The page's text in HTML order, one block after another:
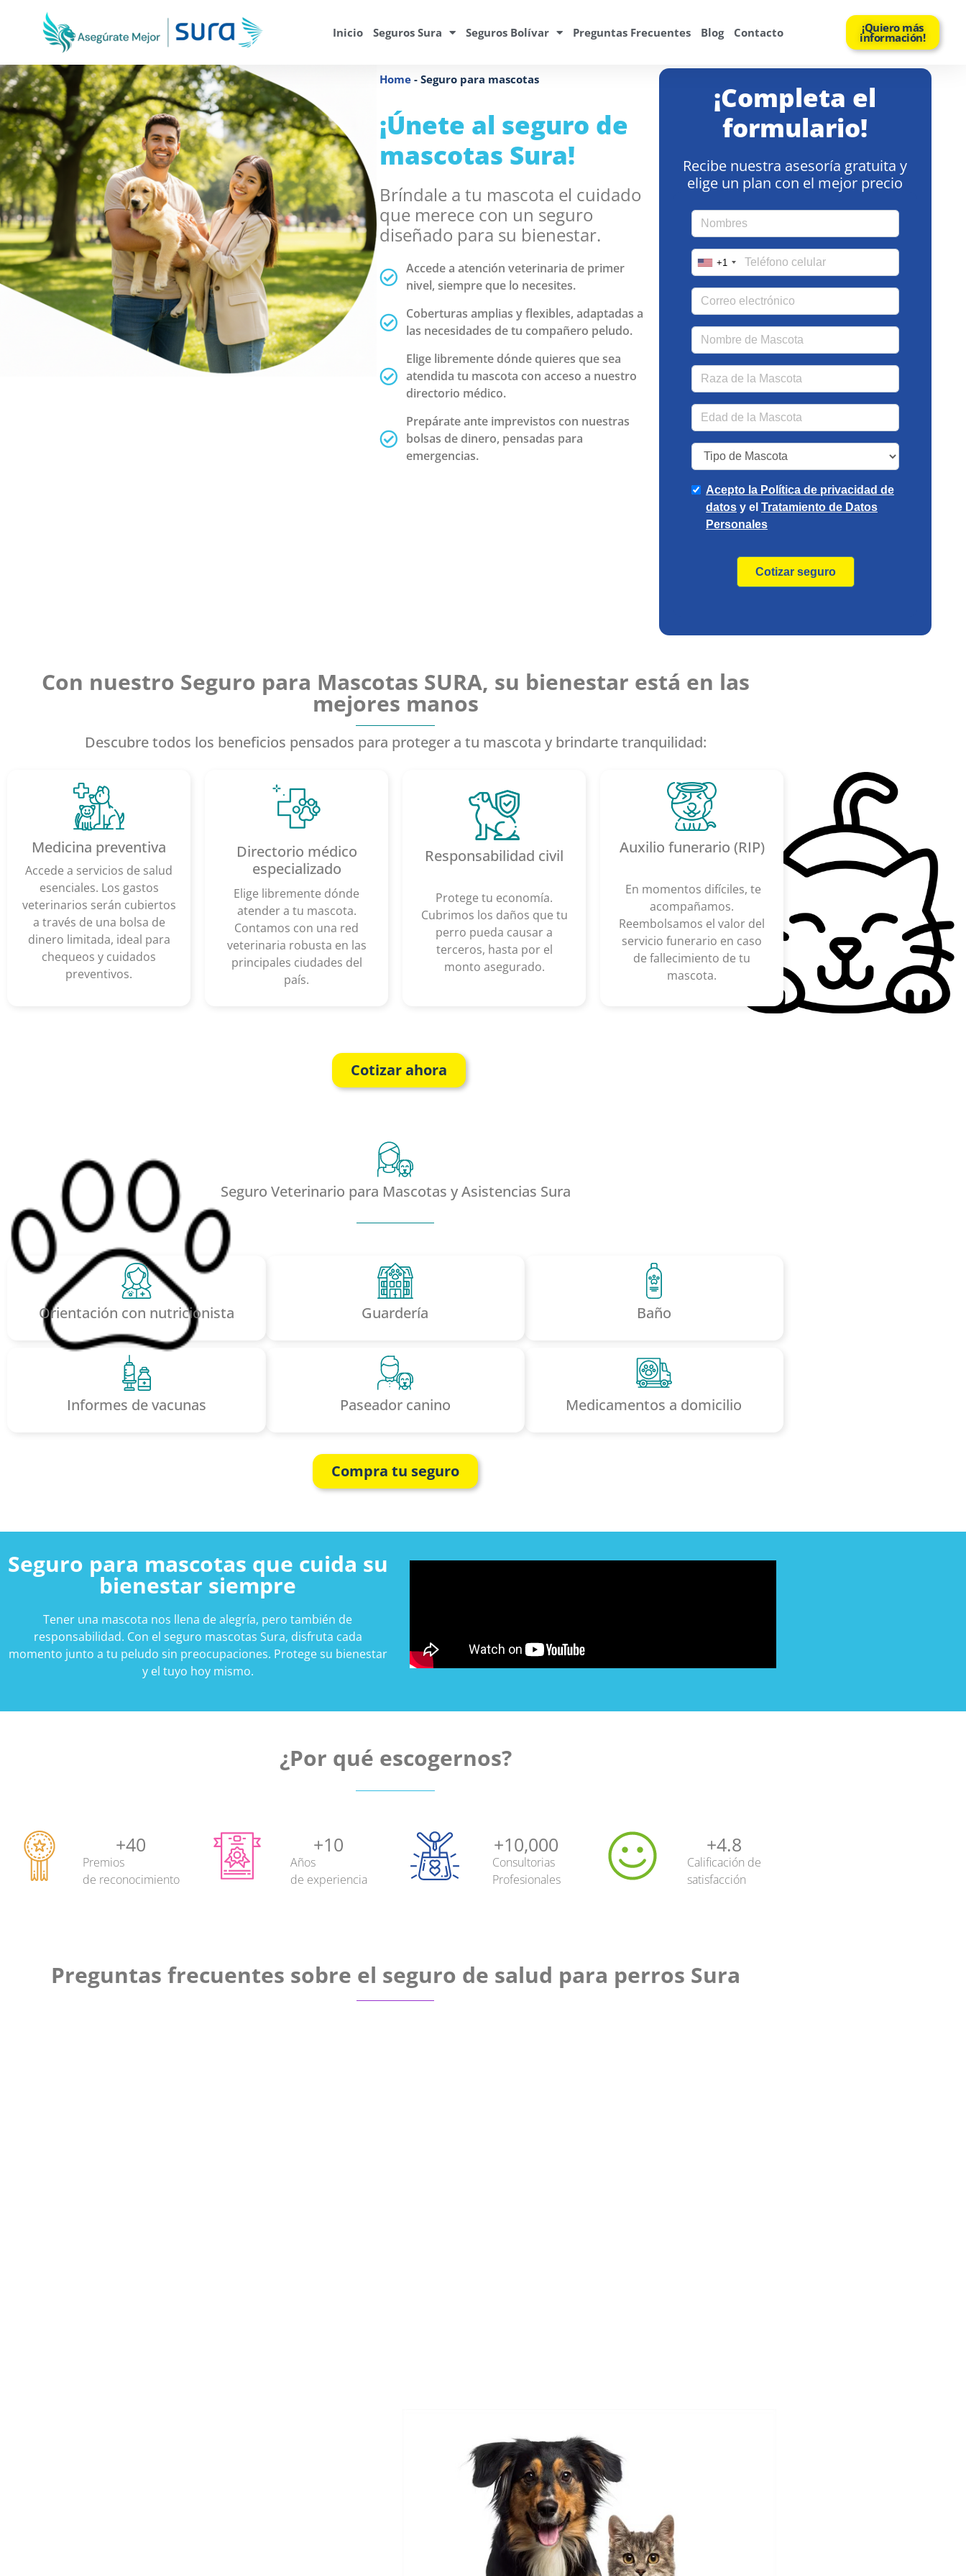
Inicio Seguros Sura Seguros Bolívar Preguntas Frecuentes Blog Contacto ¡Quiero más
información!
Home -Seguro para mascotas
¡Únete al seguro de
mascotas Sura!
Bríndale a tu mascota el cuidado
que merece con un seguro
diseñado para su bienestar.
Accede a atención veterinaria de primer
nivel, siempre que lo necesites.
Coberturas amplias y flexibles, adaptadas a
las necesidades de tu compañero peludo.
Elige libremente dónde quieres que sea
atendida tu mascota con acceso a nuestro
directorio médico.
Prepárate ante imprevistos con nuestras
bolsas de dinero, pensadas para
emergencias.
¡Completa el
formulario!
Recibe nuestra asesoría gratuita y
elige un plan con el mejor precio
Con nuestro Seguro para Mascotas SURA, su bienestar está en las
mejores manos
Descubre todos los beneficios pensados para proteger a tu mascota y brindarte tranquilidad:
Medicina preventiva
Accede a servicios de salud
esenciales. Los gastos
veterinarios serán cubiertos
a través de una bolsa de
dinero limitada, ideal para
chequeos y cuidados
preventivos.
Directorio médico
especializado
Elige libremente dónde
atender a tu mascota.
Contamos con una red
veterinaria robusta en las
principales ciudades del
país.
Responsabilidad civil
Protege tu economía.
Cubrimos los daños que tu
perro pueda causar a
terceros, hasta por el
monto asegurado.
Auxilio funerario (RIP)
En momentos difíciles, te
acompañamos.
Reembolsamos el valor del
servicio funerario en caso
de fallecimiento de tu
mascota.
Cotizar ahora
Seguro Veterinario para Mascotas y Asistencias Sura
Orientación con nutricionista Guardería Baño
Informes de vacunas Paseador canino Medicamentos a domicilio
Compra tu seguro
Seguro para mascotas que cuida su
bienestar siempre
Tener una mascota nos llena de alegría, pero también de
responsabilidad. Con el seguro mascotas Sura, disfruta cada
momento junto a tu peludo sin preocupaciones. Protege su bienestar
y el tuyo hoy mismo.
¿Por qué escogernos?
Premios
de reconocimiento
+40
Años
de experiencia
+10
Consultorias
Profesionales
+10,000
Calificación de
satisfacción
+4.8
Preguntas frecuentes sobre el seguro de salud para perros Sura